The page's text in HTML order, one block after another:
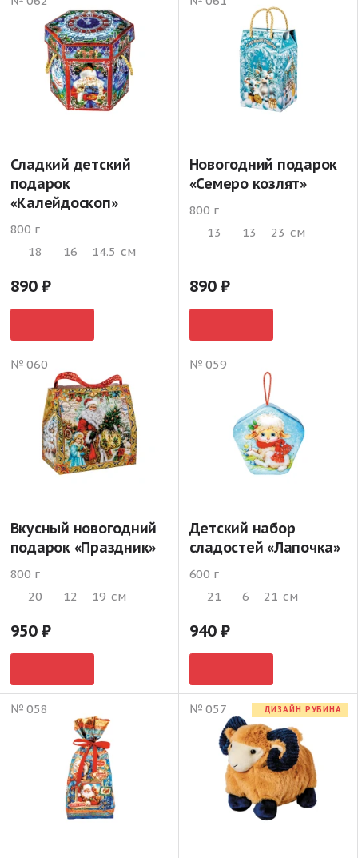
Сладкий детский
подарок
«Калейдоскоп»
800 г
18
16 14.5 см
890
Новогодний подарок
«Семеро козлят»
800 г
13
13 23 см
890
№ 060
Вкусный новогодний
подарок «Праздник»
800 г
20
12 19 см
950
№ 059
Детский набор
сладостей «Лапочка»
600 г
21
6 21 см
940
№ 058 № 057 ДИЗАЙН РУБИНА